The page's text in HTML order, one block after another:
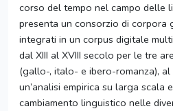
corso del tempo nel campo delle
presenta un consorzio di corpora
integrati in un corpus digitale
dal XIII al XVIII secolo per le tre
(gallo-, italo- e ibero-romanza),
un’analisi empirica su larga scala
cambiamento linguistico nelle